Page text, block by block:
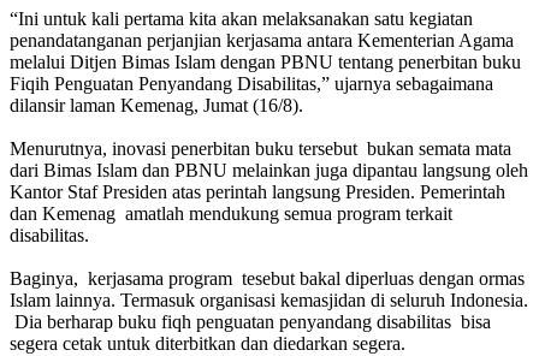
“Ini untuk kali pertama kita akan melaksanakan satu kegiatan
penandatanganan perjanjian kerjasama antara Kementerian Agama
melalui Ditjen Bimas Islam dengan PBNU tentang penerbitan buku
Fiqih Penguatan Penyandang Disabilitas,” ujarnya sebagaimana
dilansir laman Kemenag, Jumat (16/8).
Menurutnya, inovasi penerbitan buku tersebut bukan semata mata
dari Bimas Islam dan PBNU melainkan juga dipantau langsung oleh
Kantor Staf Presiden atas perintah langsung Presiden. Pemerintah
dan Kemenag amatlah mendukung semua program terkait
disabilitas.
Baginya, kerjasama program tesebut bakal diperluas dengan ormas
Islam lainnya. Termasuk organisasi kemasjidan di seluruh Indonesia.
Dia berharap buku fiqh penguatan penyandang disabilitas bisa
segera cetak untuk diterbitkan dan diedarkan segera.